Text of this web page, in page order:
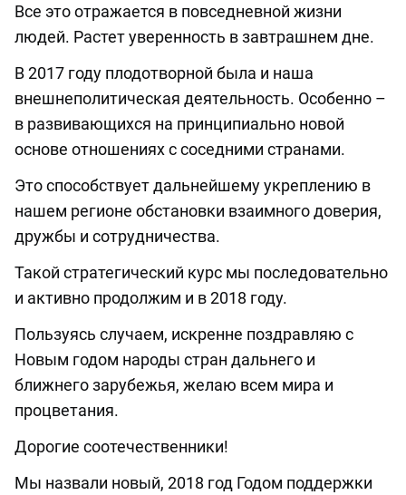
Все это отражается в повседневной жизни
людей. Растет уверенность в завтрашнем дне.
В 2017 году плодотворной была и наша
внешнеполитическая деятельность. Особенно –
в развивающихся на принципиально новой
основе отношениях с соседними странами.
Это способствует дальнейшему укреплению в
нашем регионе обстановки взаимного доверия,
дружбы и сотрудничества.
Такой стратегический курс мы последовательно
и активно продолжим и в 2018 году.
Пользуясь случаем, искренне поздравляю с
Новым годом народы стран дальнего и
ближнего зарубежья, желаю всем мира и
процветания.
Дорогие соотечественники!
Мы назвали новый, 2018 год Годом поддержки